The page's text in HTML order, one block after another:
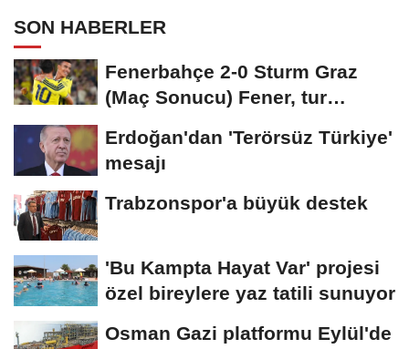
SON HABERLER
Fenerbahçe 2-0 Sturm Graz
(Maç Sonucu) Fener, tur
Erdoğan'dan 'Terörsüz Türkiye'
mesajı
Trabzonspor'a büyük destek
'Bu Kampta Hayat Var' projesi
özel bireylere yaz tatili sunuyor
Osman Gazi platformu Eylül'de